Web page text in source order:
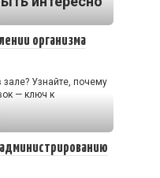
организма
Узнайте, почему
— ключ к
администрированию